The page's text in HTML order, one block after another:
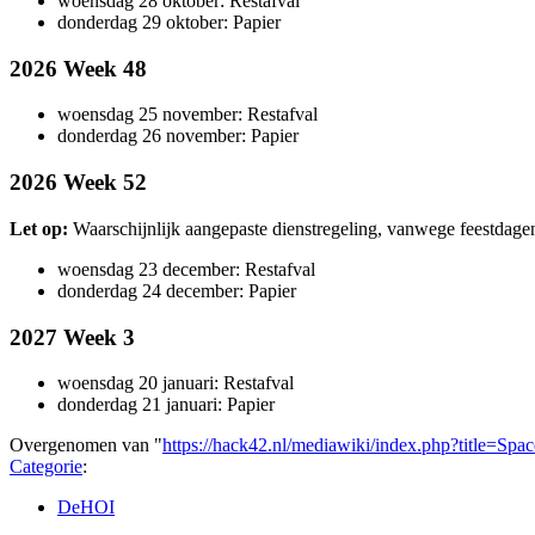
donderdag 29 oktober: Papier
2026 Week 48
woensdag 25 november: Restafval
donderdag 26 november: Papier
2026 Week 52
Let op: Waarschijnlijk aangepaste dienstregeling, vanwege
woensdag 23 december: Restafval
donderdag 24 december: Papier
2027 Week 3
woensdag 20 januari: Restafval
donderdag 21 januari: Papier
Overgenomen van "https://hack42.nl/mediawiki/
Categorie:
DeHOI